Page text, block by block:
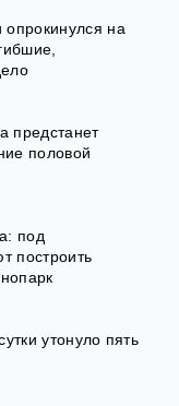
опрокинулся на
предстанет
половой
под
построить
утонуло пять